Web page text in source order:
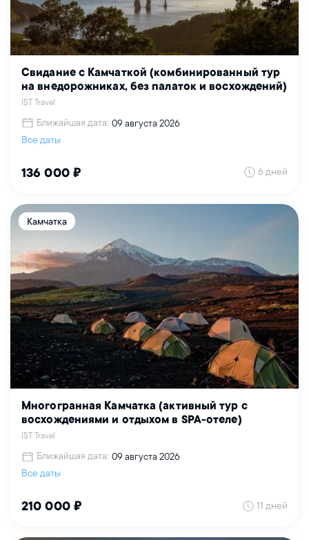
Свидание с Камчаткой (комбинированный тур
на внедорожниках, без палаток и восхождений)
IST Travel
Ближайшая дата: 09 августа 2026
Все даты
136 000 ₽ 6 дней
Камчатка
Многогранная Камчатка (активный тур с
восхождениями и отдыхом в SPA-отеле)
IST Travel
Ближайшая дата: 09 августа 2026
Все даты
210 000 ₽ 11 дней